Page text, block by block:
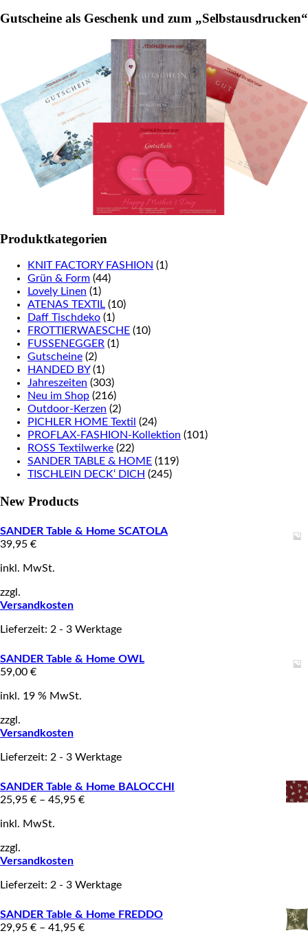
page
Gutscheine als Geschenk und zum „Selbstausdrucken“
Produktkategorien
KNIT FACTORY FASHION (1)
Grün & Form (44)
Lovely Linen (1)
ATENAS TEXTIL (10)
Daff Tischdeko (1)
FROTTIERWAESCHE (10)
FUSSENEGGER (1)
Gutscheine (2)
HANDED BY (1)
Jahreszeiten (303)
Neu im Shop (216)
Outdoor-Kerzen (2)
PICHLER HOME Textil (24)
PROFLAX-FASHION-Kollektion (101)
ROSS Textilwerke (22)
SANDER TABLE & HOME (119)
TISCHLEIN DECK‘ DICH (245)
New Products
SANDER Table & Home SCATOLA
39,95 €
inkl. MwSt.
zzgl.
Versandkosten
Lieferzeit: 2 - 3 Werktage
SANDER Table & Home OWL
59,00 €
inkl. 19 % MwSt.
zzgl.
Versandkosten
Lieferzeit: 2 - 3 Werktage
SANDER Table & Home BALOCCHI
25,95 € – 45,95 €
inkl. MwSt.
zzgl.
Versandkosten
Lieferzeit: 2 - 3 Werktage
SANDER Table & Home FREDDO
29,95 € – 41,95 €